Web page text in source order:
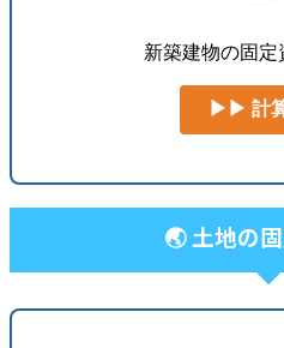
新築建物の固
▶▶ 計
🌏 土地の